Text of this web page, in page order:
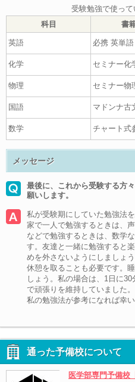
受験勉強で使っ
科目
書
英語 必携 英単
化学 セミナー化
物理 セミナー物
国語 マドンナ古
数学 チャート式
メッセージ
最後に、これから受験する方
願いします。
私が受験期にしていた勉強法を
家で一人で勉強するときは、
などで勉強するときは、数学
す。友達と一緒に勉強すると
めを外さないようにしましょ
休憩を取ることも必要です。
しょう。私の場合は、1日に
で頑張りを維持していました。
私の勉強法が参考になれば幸
通った予備校について
医学部専門予備校